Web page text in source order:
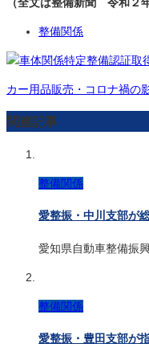
整備関係
特定整備認証取
カー用品販売・コロナ禍の
関連記事
整備関係
愛整振・中川支部が
愛知県自動車整備振
整備関係
愛整振・豊田支部が